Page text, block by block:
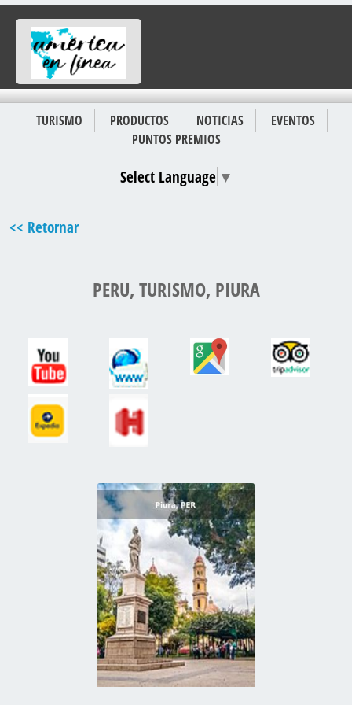
TURISMO PRODUCTOS NOTICIAS
EVENTOS
PUNTOS PREMIOS
Select Language ▼
<< Retornar
PERU, TURISMO, PIURA